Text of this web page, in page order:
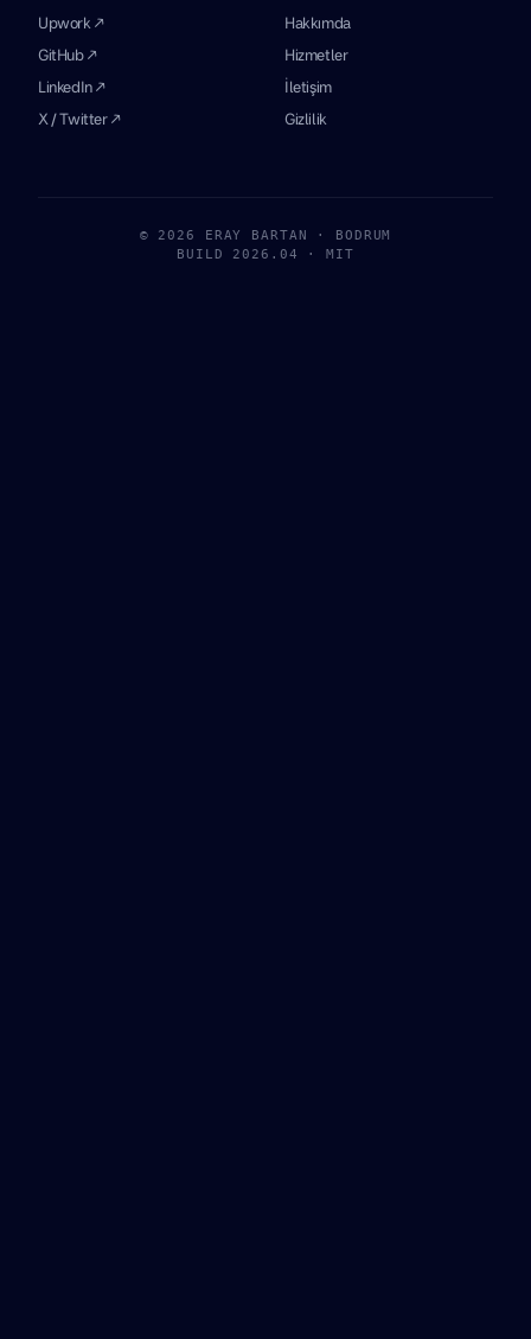
Upwork ↗
GitHub ↗
LinkedIn ↗
X / Twitter ↗
Hakkımda
Hizmetler
İletişim
Gizlilik
© 2026 ERAY BARTAN · BODRUM
BUILD 2026.04 · MIT